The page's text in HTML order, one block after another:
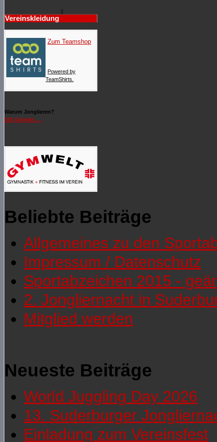
Vereinskleidung
Zum Teamshop
Powered by
TeamShirts.
Warum Jonglieren?
101 Gründe ....
Beliebte Beiträge
Allgemeines zu den
Impressum / Datenschutz
Sportabzeichen 2015 -
2. Jongliernacht in
Mitglied werden
Neueste Beiträge
World Juggling Day 2026
13. Suderburger
Einladung zum Vereinsfest